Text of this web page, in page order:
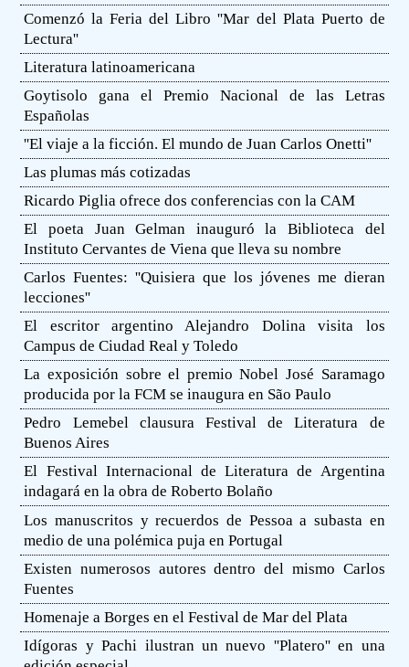
Comenzó la Feria del Libro ''Mar del Plata Puerto de
Lectura''
Literatura latinoamericana
Goytisolo gana el Premio Nacional de las Letras
Españolas
''El viaje a la ficción. El mundo de Juan Carlos Onetti''
Las plumas más cotizadas
Ricardo Piglia ofrece dos conferencias con la CAM
El poeta Juan Gelman inauguró la Biblioteca del
Instituto Cervantes de Viena que lleva su nombre
Carlos Fuentes: ''Quisiera que los jóvenes me dieran
lecciones''
El escritor argentino Alejandro Dolina visita los
Campus de Ciudad Real y Toledo
La exposición sobre el premio Nobel José Saramago
producida por la FCM se inaugura en São Paulo
Pedro Lemebel clausura Festival de Literatura de
Buenos Aires
El Festival Internacional de Literatura de Argentina
indagará en la obra de Roberto Bolaño
Los manuscritos y recuerdos de Pessoa a subasta en
medio de una polémica puja en Portugal
Existen numerosos autores dentro del mismo Carlos
Fuentes
Homenaje a Borges en el Festival de Mar del Plata
Idígoras y Pachi ilustran un nuevo ''Platero'' en una